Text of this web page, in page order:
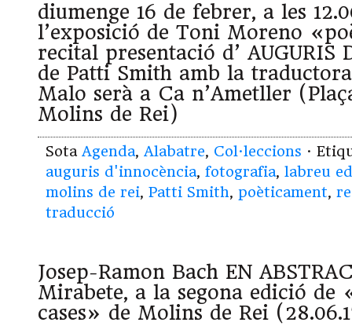
diumenge 16 de febrer, a les
l’exposició de Toni Moreno
recital presentació d’ AUGURIS
de Patti Smith amb la
Malo serà a Ca n’Ametller
Molins de Rei)
Sota Agenda, Alabatre, Col·leccions ·
auguris d'innocència, fotografia, labreu
molins de rei, Patti Smith, poèticament,
traducció
Josep-Ramon Bach EN
Mirabete, a la segona edició de
cases» de Molins de Rei